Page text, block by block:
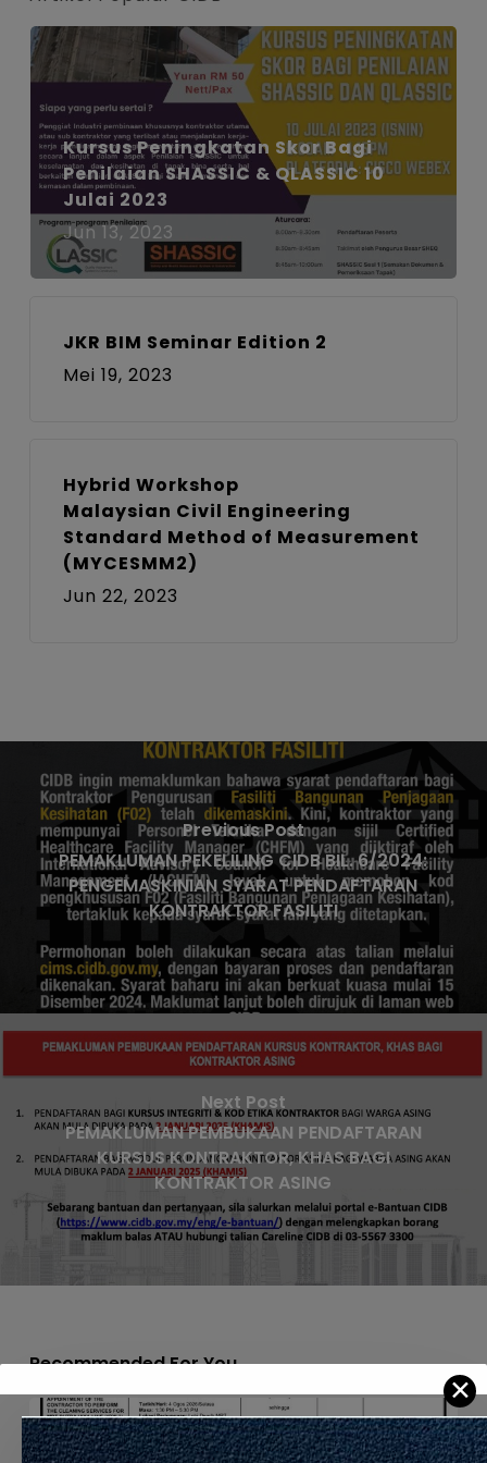
Kursus Peningkatan Skor Bagi
Penilaian SHASSIC & QLASSIC 10
Julai 2023
Jun 13, 2023
JKR BIM Seminar Edition 2
Mei 19, 2023
Hybrid Workshop
Malaysian Civil Engineering
Standard Method of Measurement
(MYCESMM2)
Jun 22, 2023
Previous Post
PEMAKLUMAN PEKELILING CIDB BIL. 6/2024:
PENGEMASKINIAN SYARAT PENDAFTARAN
KONTRAKTOR FASILITI
Next Post
PEMAKLUMAN PEMBUKAAN PENDAFTARAN
KURSUS KONTRAKTOR, KHAS BAGI
KONTRAKTOR ASING
Recommended For You
APPOINTMENT
OF
✕